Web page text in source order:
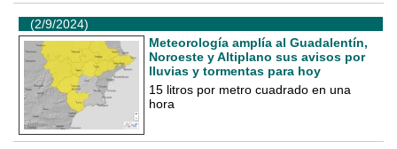
(2/9/2024)
Meteorología amplía al Guadalentín,
Noroeste y Altiplano sus avisos por
lluvias y tormentas para hoy
15 litros por metro cuadrado en una
hora